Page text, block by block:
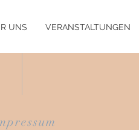
UNS VERANSTALTUNGEN